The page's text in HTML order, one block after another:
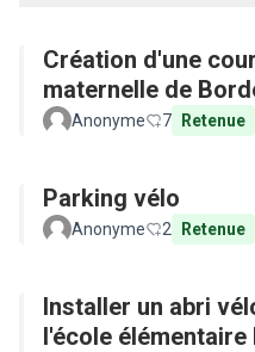
Création d'une
maternelle de
Anonyme 7 Retenue
Parking vélo
Anonyme 2 Retenue
Installer un abri
l'école élémentaire